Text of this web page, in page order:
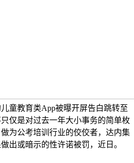
童教育类App被曝开屏告白跳转至
仅是对过去一年大小事务的简单枚
为公考培训行业的佼佼者，达内集
出或暗示的性许诺被罚，近日。